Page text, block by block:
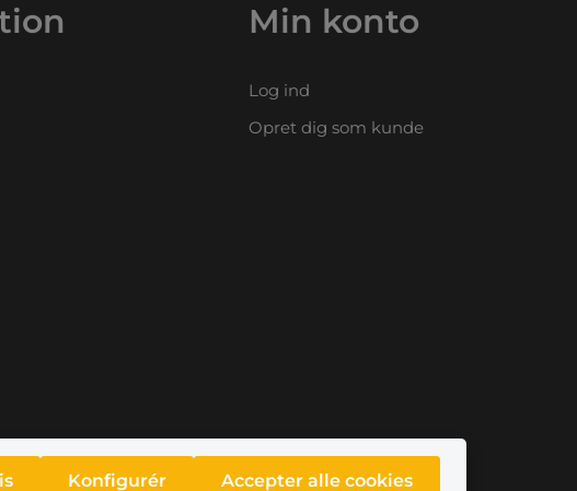
Min konto
Log ind
Opret dig som kunde
Konfigurér Accepter alle cookies